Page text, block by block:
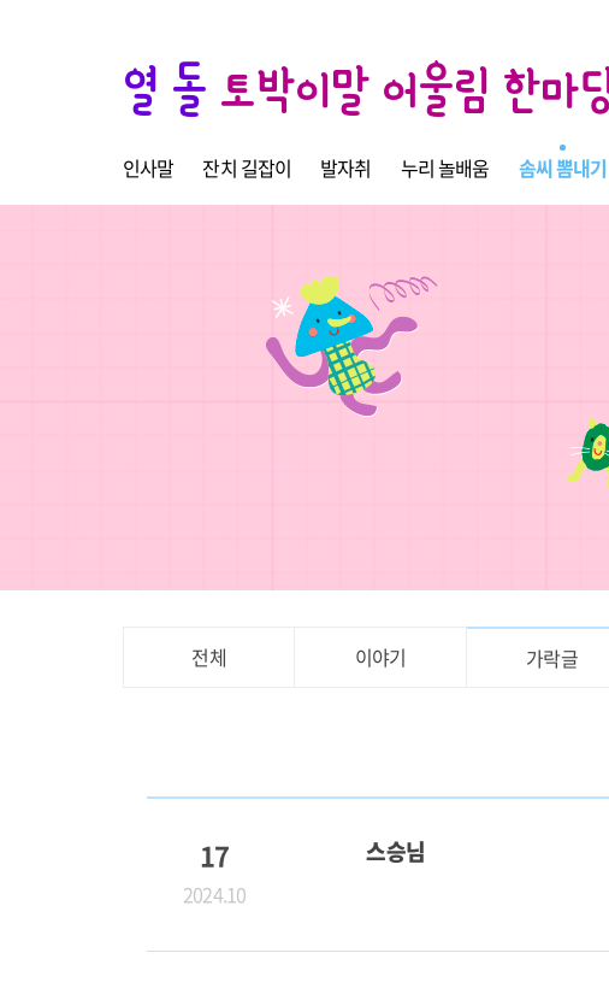
열 돌 토박이말 어울림 한마
인사말 잔치 길잡이 발자취 누리 놀배움 솜씨 뽐내기
전체 이야기 가락글
17
2024.10
스승님